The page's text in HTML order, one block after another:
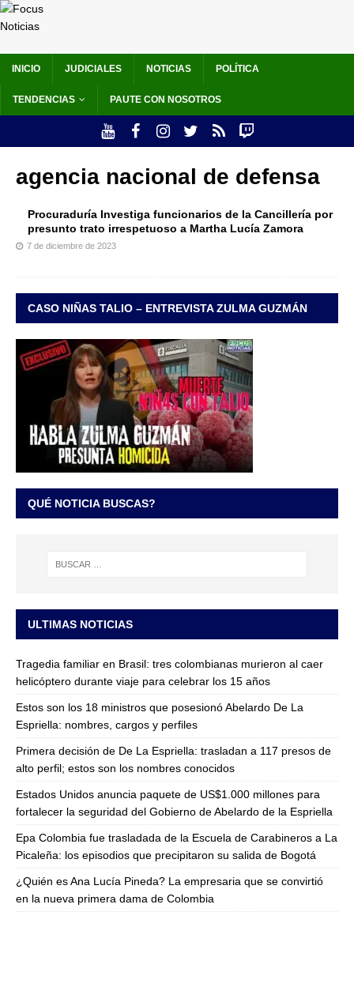
INICIO JUDICIALES NOTICIAS POLÍTICA
TENDENCIAS PAUTE CON NOSOTROS
agencia nacional de defensa
Procuraduría Investiga funcionarios de la Cancillería por
presunto trato irrespetuoso a Martha Lucía Zamora
7 de diciembre de 2023
CASO NIÑAS TALIO – ENTREVISTA ZULMA GUZMÁN
QUÉ NOTICIA BUSCAS?
ULTIMAS NOTICIAS
Tragedia familiar en Brasil: tres colombianas murieron al caer
helicóptero durante viaje para celebrar los 15 años
Estos son los 18 ministros que posesionó Abelardo De La
Espriella: nombres, cargos y perfiles
Primera decisión de De La Espriella: trasladan a 117 presos de
alto perfil; estos son los nombres conocidos
Estados Unidos anuncia paquete de US$1.000 millones para
fortalecer la seguridad del Gobierno de Abelardo de la Espriella
Epa Colombia fue trasladada de la Escuela de Carabineros a La
Picaleña: los episodios que precipitaron su salida de Bogotá
¿Quién es Ana Lucía Pineda? La empresaria que se convirtió
en la nueva primera dama de Colombia